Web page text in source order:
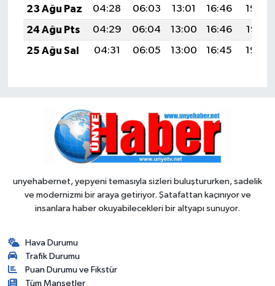
23 Ağu Paz
04:28 06:03 13:01 16:46
19:49
24 Ağu Pts
04:29 06:04 13:00 16:46
19:47
25 Ağu Sal
04:31 06:05 13:00 16:45 19:46
unyehabernet, yepyeni temasıyla sizleri buluştururken, sadelik
ve modernizmi bir araya getiriyor. Şatafattan kaçınıyor ve
insanlara haber okuyabilecekleri bir altyapı sunuyor.
Hava Durumu
Trafik Durumu
Puan Durumu ve Fikstür
Tüm Manşetler